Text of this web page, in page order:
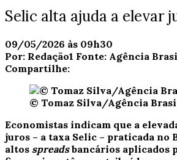
Selic alta ajuda a elevar
09/05/2026 às 09h30
Por: Redação1 Fonte: Agência
Compartilhe:
© Tomaz Silva/Agência
Economistas indicam que a
juros – a taxa Selic – praticada no
altos spreadsbancários aplicados